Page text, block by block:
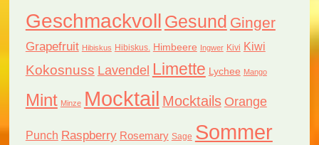
Geschmackvoll Gesund Ginger
Grapefruit Hibiskus Hibiskus. Himbeere Ingwer Kivi Kiwi
Kokosnuss Lavendel Limette Lychee Mango
Mint Minze Mocktail Mocktails Orange
Punch Raspberry Rosemary Sage Sommer